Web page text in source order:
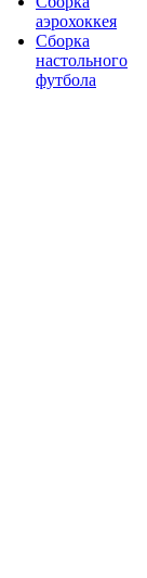
аэрохоккея
Сборка
настольного
футбола